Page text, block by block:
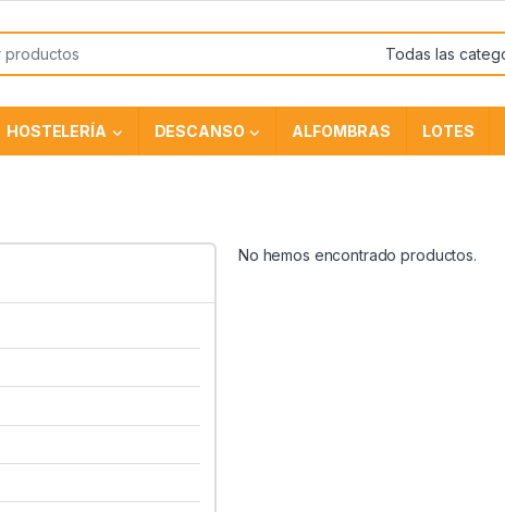
HOSTELERÍA DESCANSO ALFOMBRAS LOTES
No hemos encontrado productos.